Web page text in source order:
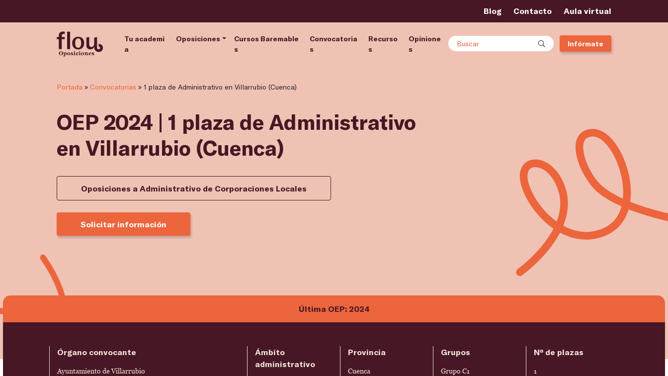
Blog Contacto Aula virtual
Tu academi
a
Oposiciones
Cursos Baremable
s
Convocatoria
s
Recurso
s
Opinione
s
Buscar Infórmate
Portada » Convocatorias » 1 plaza de Administrativo en Villarrubio (Cuenca)
OEP 2024 | 1 plaza de Administrativo
en Villarrubio (Cuenca)
Oposiciones a Administrativo de Corporaciones Locales
Solicitar información
Última OEP: 2024
Órgano convocante
Ayuntamiento de Villarrubio
Ámbito
administrativo
Provincia
Cuenca
Grupos
Grupo C1
Nº de plazas
1